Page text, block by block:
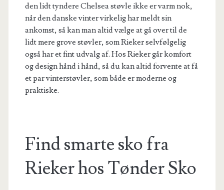
den lidt tyndere Chelsea støvle ikke er varm nok,
når den danske vinter virkelig har meldt sin
ankomst, så kan man altid vælge at gå over til de
lidt mere grove støvler, som Rieker selvfølgelig
også har et fint udvalg af. Hos Rieker går komfort
og design hånd i hånd, så du kan altid forvente at få
et par vinterstøvler, som både er moderne og
praktiske.
Find smarte sko fra
Rieker hos Tønder Sko